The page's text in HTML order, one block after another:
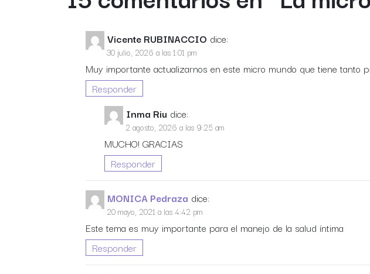
Vicente RUBINACCIO dice:
30 julio, 2026 a las 1:01 pm
Muy importante actualizarnos en este micro mundo que tiene tanto
Responder
Inma Riu dice:
2 agosto, 2026 a las 9:25 am
MUCHO! GRACIAS
Responder
MONICA Pedraza dice:
20 mayo, 2021 a las 4:42 pm
Este tema es muy importante para el manejo de la salud íntima
Responder